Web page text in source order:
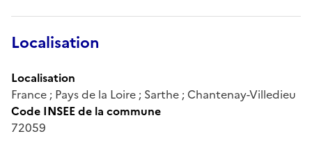
Localisation
Localisation
France ; Pays de la Loire ; Sarthe ; Chantenay-Villedieu
Code INSEE de la commune
72059